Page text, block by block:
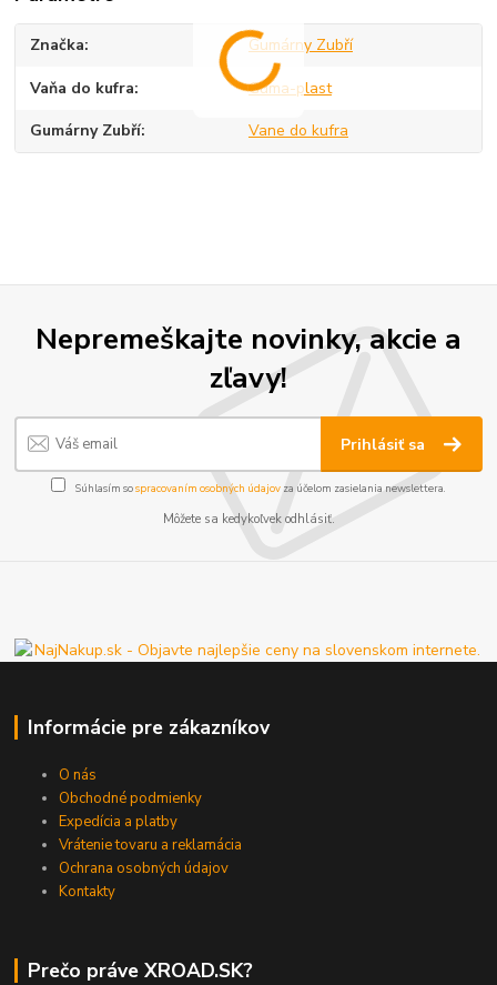
Značka Gumárny Zubří
Vaňa do kufra Guma-plast
Gumárny Zubří Vane do kufra
Nepremeškajte novinky, akcie a
zľavy!
Prihlásiť sa
Súhlasím sospracovaním osobných údajov za účelom zasielania newslettera.
Môžete sa kedykoľvek odhlásiť.
Informácie pre zákazníkov
O nás
Obchodné podmienky
Expedícia a platby
Vrátenie tovaru a reklamácia
Ochrana osobných údajov
Kontakty
Prečo práve XROAD.SK?